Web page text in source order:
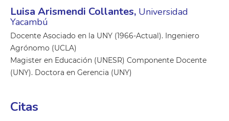
Luisa Arismendi Collantes, Universidad
Yacambú
Docente Asociado en la UNY (1966-Actual). Ingeniero
Agrónomo (UCLA)
Magister en Educación (UNESR) Componente Docente
(UNY). Doctora en Gerencia (UNY)
Citas